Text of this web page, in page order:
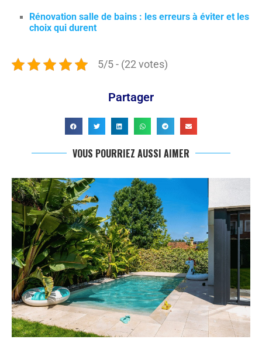
Rénovation salle de bains : les erreurs à éviter et les
choix qui durent
5/5 - (22 votes)
Partager
VOUS POURRIEZ AUSSI AIMER